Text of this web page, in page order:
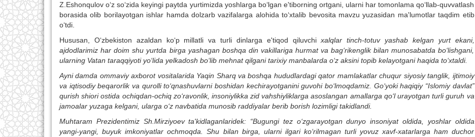
Z.Eshonqulov o‘z so‘zida keyingi paytda yurtimizda yoshlarga bo‘lgan e'tiborning ortgani, ularni har tomonlama qo‘llab-quvvatlash
borasida olib borilayotgan ishlar hamda dolzarb vazifalarga alohida to‘xtalib bevosita mavzu yuzasidan ma'lumotlar taqdim etib
o‘tdi.
Hususan, O‘zbekiston azaldan ko‘p millatli va turli dinlarga e'tiqod qiluvchi xalqlar tinch-totuv yashab kelgan yurt ekani,
ajdodlarimiz har doim shu yurtda birga yashagan boshqa din vakillariga hurmat va bag‘rikenglik bilan munosabatda bo‘lishgani,
ularning Vatan taraqqiyoti yo‘lida yelkadosh bo‘lib mehnat qilgani tarixiy manbalarda o‘z aksini topib kelayotgani haqida to‘xtaldi.
Ayni damda ommaviy axborot vositalarida Yaqin Sharq va boshqa hududlardagi qator mamlakatlar chuqur siyosiy tanglik, ijtimoiy
va iqtisodiy beqarorlik va qurolli to‘qnashuvlarni boshidan kechirayotganini guvohi bo‘lmoqdamiz. Go‘yoki haqiqiy “Islomiy davlat”
qurish shiori ostida ochiqdan-ochiq zo‘ravonlik, insoniylikka zid vahshiyliklarga asoslangan amallarga qo‘l urayotgan turli guruh va
jamoalar yuzaga kelgani, ularga o‘z navbatida munosib raddiyalar berib borish lozimligi takidlandi.
Muhtaram Prezidentimiz Sh.Mirziyoev ta'kidlaganlaridek: “Bugungi tez o‘zgarayotgan dunyo insoniyat oldida, yoshlar oldida
yangi-yangi, buyuk imkoniyatlar ochmoqda. Shu bilan birga, ularni ilgari ko‘rilmagan turli yovuz xavf-xatarlarga ham duchor